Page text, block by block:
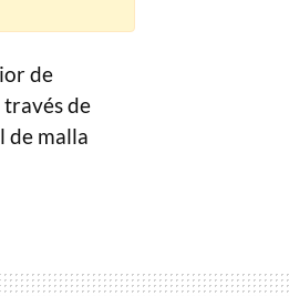
de
través de
de malla